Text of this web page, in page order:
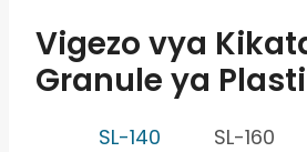
Vigezo vya
Granule ya
SL-140 SL-160